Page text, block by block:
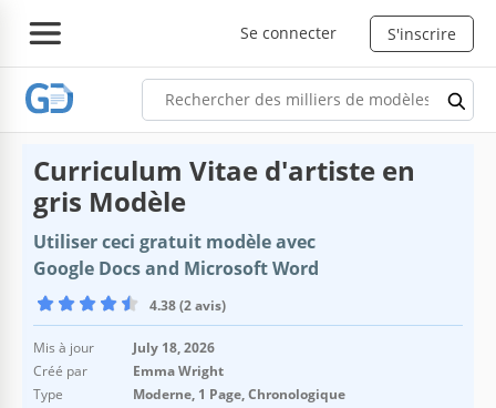
Se connecter S'inscrire
Curriculum Vitae d'artiste en
gris Modèle
Utiliser ceci gratuit modèle avec
Google Docs and Microsoft Word
4.38 (2 avis)
Mis à jour
July 18, 2026
Créé par
Emma Wright
Type
Moderne, 1 Page, Chronologique